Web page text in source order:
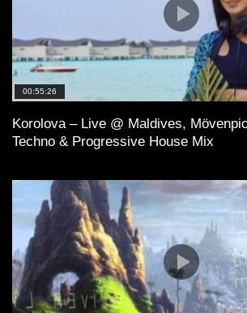
00:55:26
Korolova – Live @ Maldives,
Techno & Progressive House Mix